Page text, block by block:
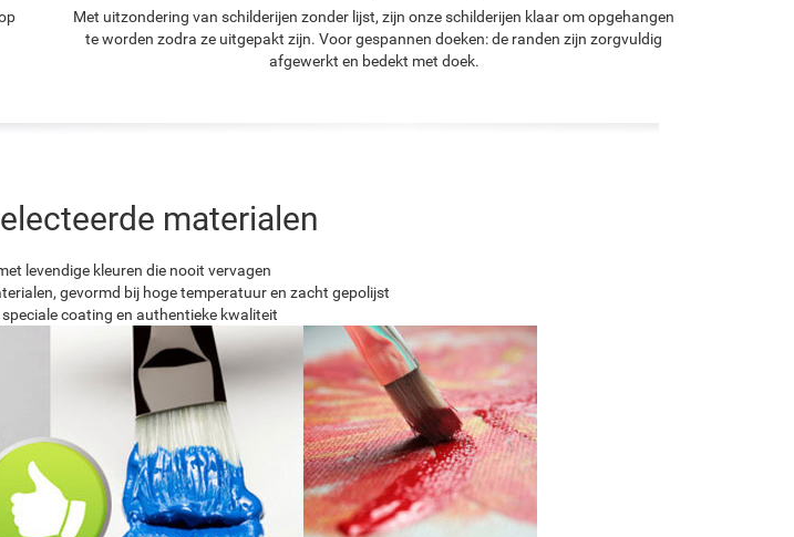
Met uitzondering van schilderijen zonder lijst, zijn onze schilderijen klaar om opgehangen
te worden zodra ze uitgepakt zijn. Voor gespannen doeken: de randen zijn zorgvuldig
afgewerkt en bedekt met doek.
materialen
levendige kleuren die nooit vervagen
gevormd bij hoge temperatuur en zacht gepolijst
coating en authentieke kwaliteit